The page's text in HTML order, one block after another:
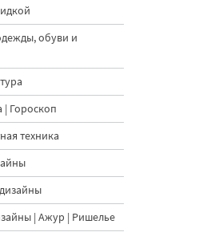
обуви и
| Гороскоп
техника
| Ажур | Ришелье